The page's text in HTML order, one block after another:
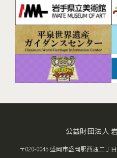
公益財団法人
〒020-0045 盛岡市盛岡駅西通二丁目